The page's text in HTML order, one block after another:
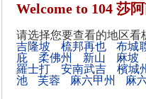
Welcome to 104 莎
请选择您要查看的地区看
吉隆坡
梳邦再也 布城
庇
柔佛州 新山 麻坡
羅士打
安南武吉 檳城
池
芙蓉 麻六甲州 麻